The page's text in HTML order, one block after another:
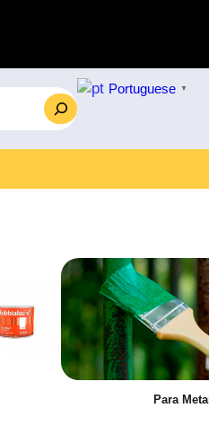
Portuguese ▼
Para Metal